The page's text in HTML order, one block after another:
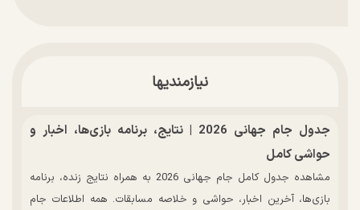
نیازمندیها
جدول جام جهانی 2026 | نتایج، برنامه بازی‌ها، اخبار و
حواشی کامل
مشاهده جدول کامل جام جهانی 2026 به همراه نتایج زنده، برنامه
بازی‌ها، آخرین اخبار، حواشی و خلاصه مسابقات. همه اطلاعات جام